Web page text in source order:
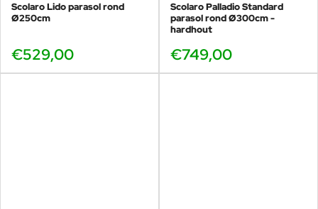
Scolaro Lido parasol rond
Ø250cm
€529,00
Scolaro Palladio Standard
parasol rond Ø300cm -
hardhout
€749,00